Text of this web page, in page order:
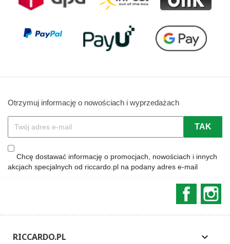
Otrzymuj informację o nowościach i wyprzedażach
Chcę dostawać informację o promocjach, nowościach i innych
akcjach specjalnych od riccardo.pl na podany adres e-mail
RICCARDO.PL 